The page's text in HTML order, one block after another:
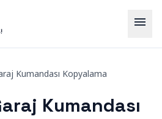
menu
Kumandası Kopyalama
Kumandası